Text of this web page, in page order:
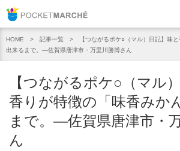
Pocket
HOME 記事一覧
【つながるポケ○（マル）日記】味
出来るまで。—佐賀県唐津市・万里川勝博さん
【つながるポケ○（マル
香りが特徴の「味香みか
まで。—佐賀県唐津市・
ん